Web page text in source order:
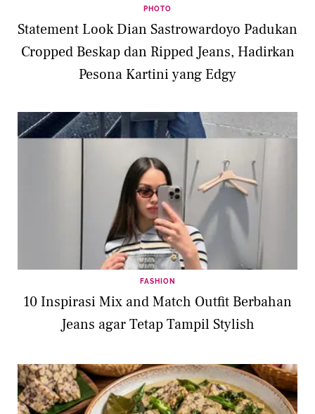
PHOTO
Statement Look Dian Sastrowardoyo Padukan
Cropped Beskap dan Ripped Jeans, Hadirkan
Pesona Kartini yang Edgy
FASHION
10 Inspirasi Mix and Match Outfit Berbahan
Jeans agar Tetap Tampil Stylish